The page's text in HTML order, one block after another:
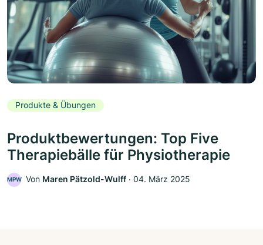
Produkte & Übungen
Produktbewertungen: Top Five
Therapiebälle für Physiotherapie
MPW Von Maren Pätzold-Wulff ‧ 04. März 2025